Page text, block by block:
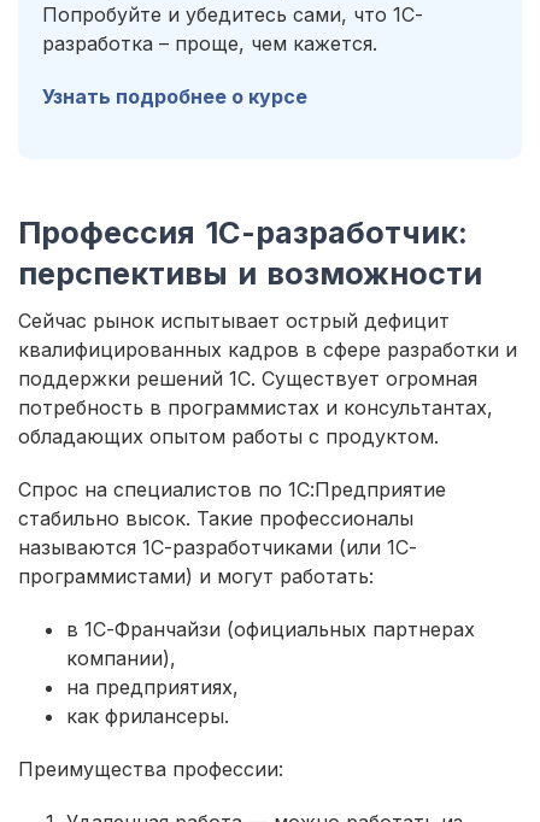
Попробуйте и убедитесь сами, что 1С-
разработка – проще, чем кажется.
Узнать подробнее о курсе
Профессия 1С-разработчик:
перспективы и возможности
Сейчас рынок испытывает острый дефицит
квалифицированных кадров в сфере разработки и
поддержки решений 1С. Существует огромная
потребность в программистах и консультантах,
обладающих опытом работы с продуктом.
Спрос на специалистов по 1С:Предприятие
стабильно высок. Такие профессионалы
называются 1С-разработчиками (или 1С-
программистами) и могут работать:
в 1С-Франчайзи (официальных партнерах
компании),
на предприятиях,
как фрилансеры.
Преимущества профессии: